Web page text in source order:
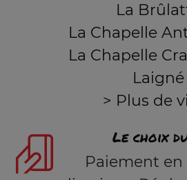
La
La Chapelle
La Chapelle
Laigné
> Plus de
Le choix
Paiement